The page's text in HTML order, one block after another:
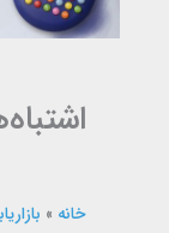
خانه »